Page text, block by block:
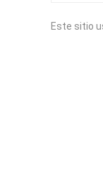
Este sitio